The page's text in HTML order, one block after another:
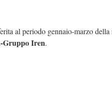
al periodo gennaio-marzo
Gruppo Iren.